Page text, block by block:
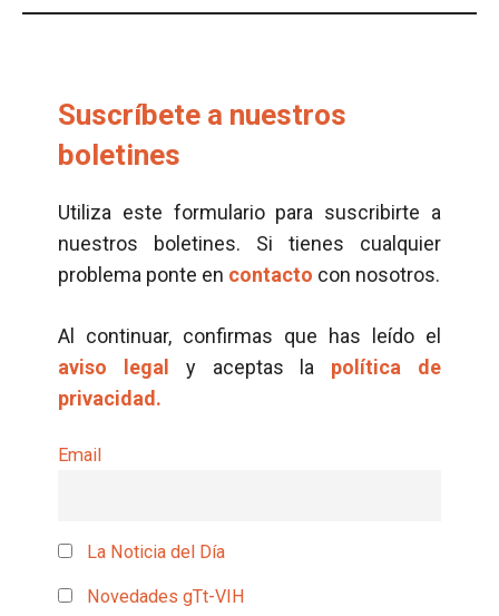
Suscríbete a nuestros
boletines
Utiliza este formulario para suscribirte a
nuestros boletines. Si tienes cualquier
problema ponte en contacto con nosotros.
Al continuar, confirmas que has leído el
aviso legal
y aceptas la política de
privacidad.
Email
La Noticia del Día
Novedades gTt-VIH